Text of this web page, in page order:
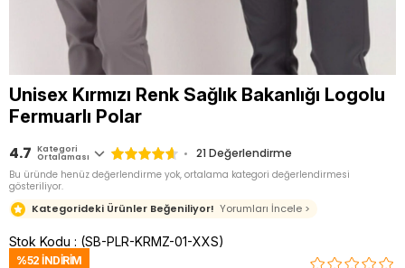
Unisex Kırmızı Renk Sağlık Bakanlığı Logolu
Fermuarlı Polar
4.7 Kategori
Ortalaması 21 Değerlendirme
Bu üründe henüz değerlendirme yok, ortalama kategori değerlendirmesi
gösteriliyor.
Kategorideki Ürünler Beğeniliyor! Yorumları İncele >
Stok Kodu (SB-PLR-KRMZ-01-XXS)
%52 İNDIRIM